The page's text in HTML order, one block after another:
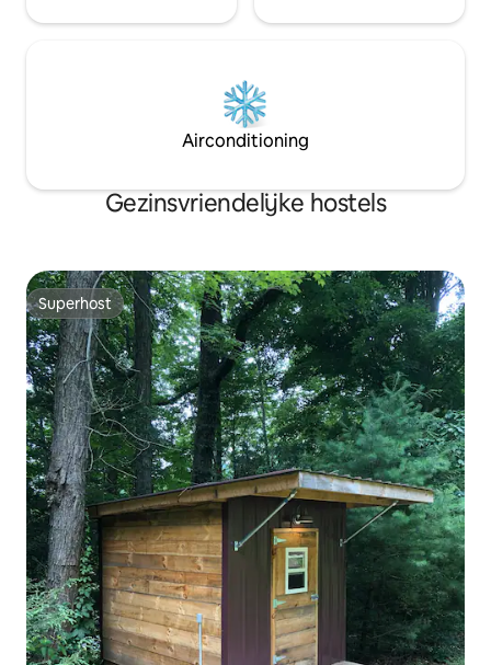
Airconditioning
Gezinsvriendelijke hostels
Superhost
Superhost